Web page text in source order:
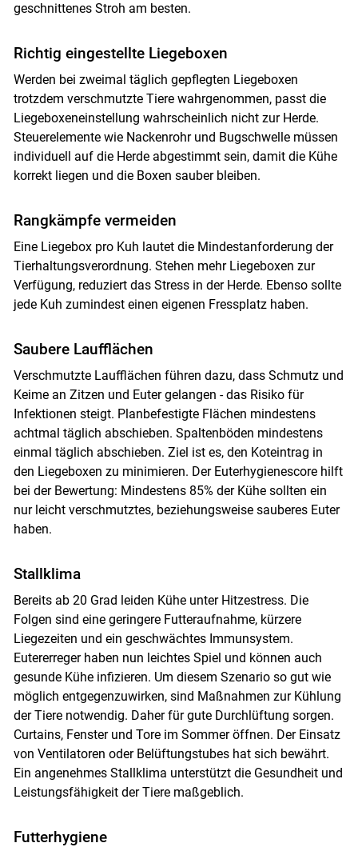
Skip to main content
geschnittenes Stroh am besten.
Richtig ­eingestellte Liegeboxen
Werden bei zweimal täglich gepflegten Liegeboxen
trotzdem verschmutzte Tiere wahrgenommen, passt die
Liegeboxeneinstellung wahrscheinlich nicht zur Herde.
Steuerelemente wie Nackenrohr und Bugschwelle müssen
individuell auf die Herde abgestimmt sein, damit die Kühe
korrekt liegen und die Boxen sauber bleiben.
Rangkämpfe vermeiden
Eine Liegebox pro Kuh lautet die Mindestanforderung der
Tierhaltungsverordnung. Stehen mehr Liegeboxen zur
Verfügung, reduziert das Stress in der Herde. Ebenso sollte
jede Kuh zumindest einen eigenen Fressplatz haben.
Saubere Laufflächen
Verschmutzte Laufflächen führen dazu, dass Schmutz und
Keime an Zitzen und Euter gelangen - das Risiko für
Infektionen steigt. Planbefestigte Flächen mindestens
achtmal täglich abschieben. Spaltenböden mindestens
einmal täglich abschieben. Ziel ist es, den Koteintrag in
den Liegeboxen zu minimieren. Der Euterhygienescore hilft
bei der Bewertung: Mindestens 85% der Kühe sollten ein
nur leicht verschmutztes, beziehungsweise sauberes Euter
haben.
Stallklima
Bereits ab 20 Grad leiden Kühe unter Hitzestress. Die
Folgen sind eine geringere Futteraufnahme, kürzere
Liegezeiten und ein geschwächtes Immunsystem.
Eutererreger haben nun leichtes Spiel und können auch
gesunde Kühe infizieren. Um diesem Szenario so gut wie
möglich entgegenzuwirken, sind Maßnahmen zur Kühlung
der Tiere notwendig. Daher für gute Durchlüftung sorgen.
Curtains, Fenster und Tore im Sommer öffnen. Der Einsatz
von Ventilatoren oder Belüftungstubes hat sich bewährt.
Ein angenehmes Stallklima unterstützt die Gesundheit und
Leistungsfähigkeit der Tiere maßgeblich.
Futterhygiene